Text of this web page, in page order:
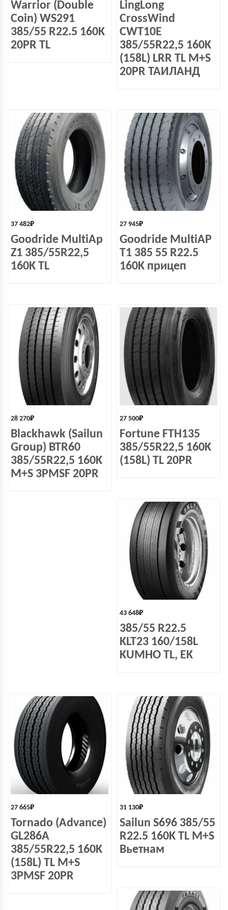
Warrior (Double
Coin) WS291
385/55 R22.5 160K
20PR TL
LingLong
CrossWind
CWT10E
385/55R22,5 160K
(158L) LRR TL M+S
20PR ТАИЛАНД
37 482₽
Goodride MultiAp
Z1 385/55R22,5
160K TL
27 945₽
Goodride MultiAP
T1 385 55 R22.5
160K прицеп
28 270₽
Blackhawk (Sailun
Group) BTR60
385/55R22,5 160K
M+S 3PMSF 20PR
27 500₽
Fortune FTH135
385/55R22,5 160K
(158L) TL 20PR
43 648₽
385/55 R22.5
KLT23 160/158L
KUMHO TL, EK
27 665₽
Tornado (Advance)
GL286A
385/55R22,5 160K
(158L) TL M+S
3PMSF 20PR
31 130₽
Sailun S696 385/55
R22.5 160K TL M+S
Вьетнам